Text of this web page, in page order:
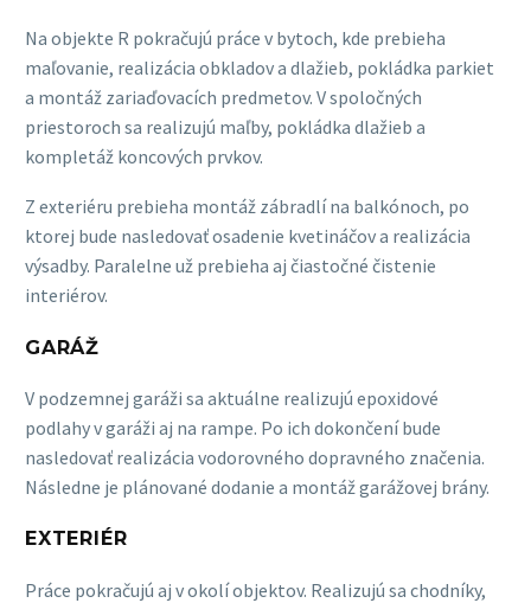
Na objekte R pokračujú práce v bytoch, kde prebieha
maľovanie, realizácia obkladov a dlažieb, pokládka parkiet
a montáž zariaďovacích predmetov. V spoločných
priestoroch sa realizujú maľby, pokládka dlažieb a
kompletáž koncových prvkov.
Z exteriéru prebieha montáž zábradlí na balkónoch, po
ktorej bude nasledovať osadenie kvetináčov a realizácia
výsadby. Paralelne už prebieha aj čiastočné čistenie
interiérov.
GARÁŽ
V podzemnej garáži sa aktuálne realizujú epoxidové
podlahy v garáži aj na rampe. Po ich dokončení bude
nasledovať realizácia vodorovného dopravného značenia.
Následne je plánované dodanie a montáž garážovej brány.
EXTERIÉR
Práce pokračujú aj v okolí objektov. Realizujú sa chodníky,